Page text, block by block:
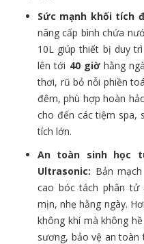
Sức mạnh khối tích
nâng cấp bình chứa
10L giúp thiết bị duy
lên tới 40 giờhằng
thơi, rũ bỏ nỗi phiền
đêm, phù hợp hoàn
cho đến các tiệm spa,
tích lớn.
An toàn sinh học
Ultrasonic: Bản
cao bóc tách phân tử
mịn, nhẹ hằng ngày.
không khí mà không
sương, bảo vệ an toàn